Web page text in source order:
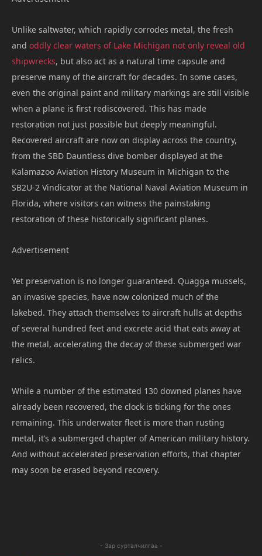
Unlike saltwater, which rapidly corrodes metal, the fresh
and oddly clear waters of Lake Michigan not only reveal old
shipwrecks, but also act as a natural time capsule and
preserve many of the aircraft for decades. In some cases,
even the original paint and military markings are still visible
when a plane is first rediscovered. This has made
restoration not just possible but deeply meaningful.
Recovered aircraft are now on display across the country,
from the SBD Dauntless dive bomber displayed at the
Kalamazoo Aviation History Museum in Michigan to the
SB2U-2 Vindicator at the National Naval Aviation Museum in
Florida, where visitors can witness the painstaking
restoration of these historically significant planes.
Advertisement
Yet preservation is no longer guaranteed. Quagga mussels,
an invasive species, have now colonized much of the
lakebed. They attach themselves to aircraft hulls at depths
of several hundred feet and excrete acid that eats away at
the metal, accelerating the decay of these submerged war
relics.
While a number of the estimated 130 downed planes have
already been recovered, the clock is ticking for the ones
remaining. This underwater fleet is more than rusting
metal, it’s a submerged chapter of American military history.
And without accelerated preservation efforts, that chapter
may soon be erased beyond recovery.
- Зар сурталчилгаа -